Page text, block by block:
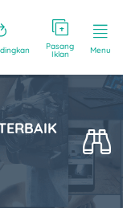
Pasang
Iklan Menu